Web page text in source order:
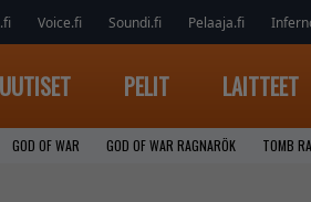
Voice.fi Soundi.fi Pelaaja.fi
UUTISET PELIT LAITTEET
GOD OF WAR GOD OF WAR RAGNARÖK TOMB